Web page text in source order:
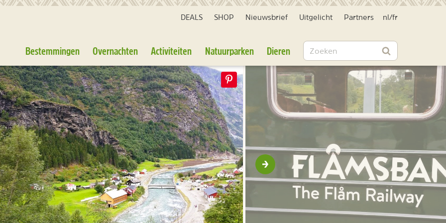
DEALS SHOP Nieuwsbrief Uitgelicht Partners nl /fr
Bestemmingen Overnachten Activiteiten Natuurparken Dieren Zoeken
Zoeken
Volgende